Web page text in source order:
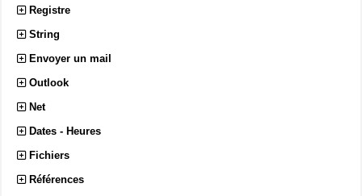
Registre
String
Envoyer un mail
Outlook
Net
Dates - Heures
Fichiers
Références